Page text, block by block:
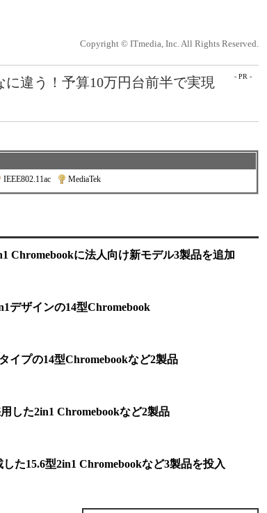
Copyright © ITmedia, Inc. All Rights Reserved.
- PR -
に違う！予算10万円台前半で実現
IEEE802.11ac MediaTek
Chromebookに法人向け新モデル3製品を追加
デザインの14型Chromebook
イプの14型Chromebookなど2製品
した2in1 Chromebookなど2製品
した15.6型2in1 Chromebookなど3製品を投入